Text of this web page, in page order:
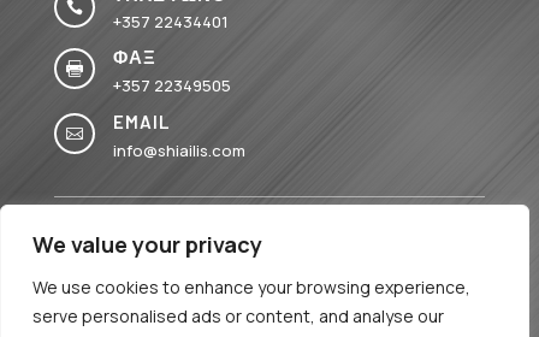
We value your privacy
We use cookies to enhance your browsing experience,
serve personalised ads or content, and analyse our

+357 22434401

ΦΑΞ
+357 22349505

EMAIL
info@shiailis.com
TERMS & PRIVACY